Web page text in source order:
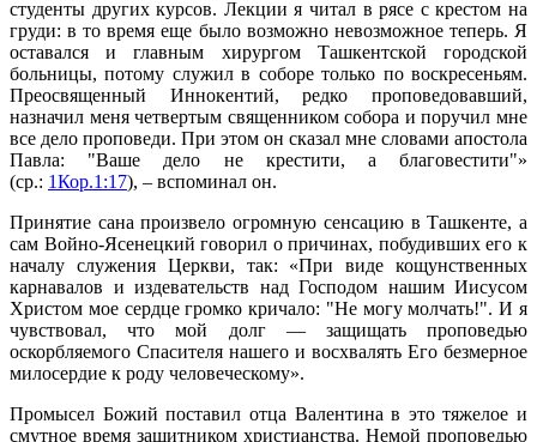
студенты других курсов. Лекции я читал в рясе с крестом на
груди: в то время еще было возможно невозможное теперь. Я
оставался и главным хирургом Ташкентской городской
больницы, потому служил в соборе только по воскресеньям.
Преосвященный Иннокентий, редко проповедовавший,
назначил меня четвертым священником собора и поручил мне
все дело проповеди. При этом он сказал мне словами апостола
Павла: "Ваше дело не крестити, а благовестити"»
(ср.: 1Кор.1:17), – вспоминал он.
Принятие сана произвело огромную сенсацию в Ташкенте, а
сам Войно-Ясенецкий говорил о причинах, побудивших его к
началу служения Церкви, так: «При виде кощунственных
карнавалов и издевательств над Господом нашим Иисусом
Христом мое сердце громко кричало: "Не могу молчать!". И я
чувствовал, что мой долг — защищать проповедью
оскорбляемого Спасителя нашего и восхвалять Его безмерное
милосердие к роду человеческому».
Промысел Божий поставил отца Валентина в это тяжелое и
смутное время защитником христианства. Немой проповедью